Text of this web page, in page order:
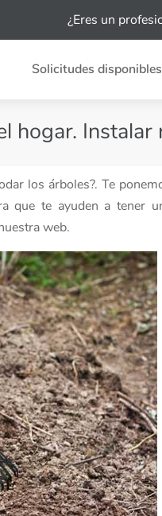
¿Eres un
Solicitudes disponibles
hogar.
los árboles?. Te
que te ayuden a tener
web.